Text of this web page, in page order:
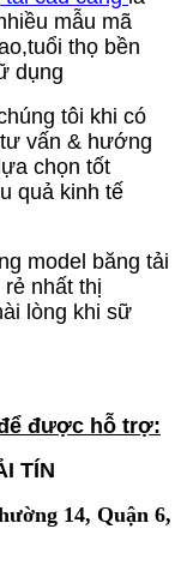
mẫu mã
thọ bền
dụng
tôi khi có
vấn & hướng
chọn tốt
quả kinh tế
model băng tải
nhất thị
lòng khi sữ
được hỗ trợ:
TÍN
14, Quận 6,